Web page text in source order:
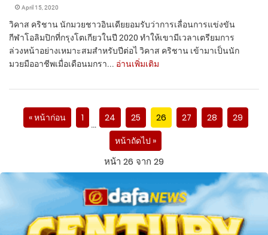
April 15, 2020
วิคาส คริชาน นักมวยชาวอินเดียยอมรับว่าการเลื่อนการแข่งขัน
กีฬาโอลิมปิกที่กรุงโตเกียวในปี 2020 ทำให้เขามีเวลาเตรียมการ
ล่วงหน้าอย่างเหมาะสมสำหรับปีต่อไ วิคาส คริชาน เข้ามาเป็นนัก
มวยมืออาชีพเมื่อเดือนมกรา... อ่านเพิ่มเติม
« หน้าก่อน 1
…
24 25 26 27 28
29
หน้าถัดไป »
หน้า 26 จาก 29